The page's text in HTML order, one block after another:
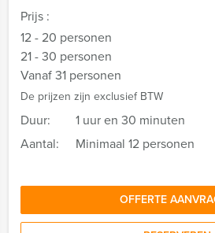
Prijs :
12 - 20 personen
21 - 30 personen
Vanaf 31 personen
De prijzen zijn exclusief BTW
Duur:
1 uur en 30 minuten
Aantal:
Minimaal 12 personen
OFFERTE